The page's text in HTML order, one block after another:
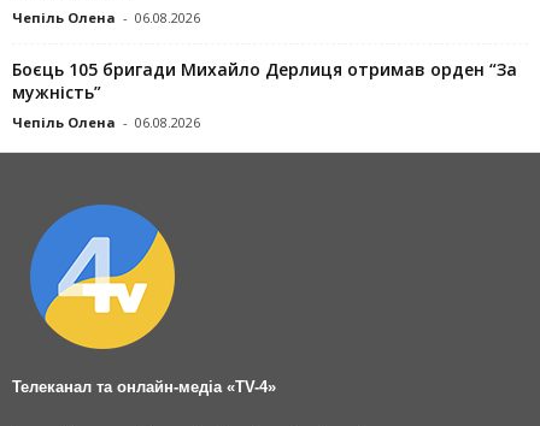
Чепіль Олена - 06.08.2026
Боєць 105 бригади Михайло Дерлиця отримав орден “За
мужність”
Чепіль Олена - 06.08.2026
Телеканал та онлайн-медіа «TV-4»